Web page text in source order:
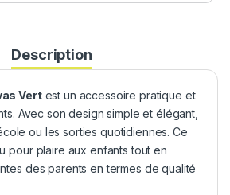
Description
Vertest un accessoire pratique et
Avec son design simple et élégant,
ou les sorties quotidiennes. Ce
pour plaire aux enfants tout en
des parents en termes de qualité